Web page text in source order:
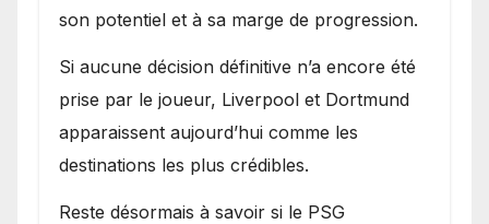
son potentiel et à sa marge de progression.
Si aucune décision définitive n’a encore été
prise par le joueur, Liverpool et Dortmund
apparaissent aujourd’hui comme les
destinations les plus crédibles.
Reste désormais à savoir si le PSG